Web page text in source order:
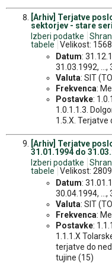
[Arhiv] Terjatve
sektorjev - stare
Izberi podatke
tabele
Velikost:
Datum:
31.03.1992, ...,
Valuta: SIT
Frekvenca:
Postavke:
1.0.1.1.3.
1.5.X.
[Arhiv] Terjatve
31.01.1994 do
Izberi podatke
tabele
Velikost:
Datum:
30.04.1994, ...,
Valuta: SIT
Frekvenca:
Postavke:
1.1.1.X
terjatve do
tujine (15)